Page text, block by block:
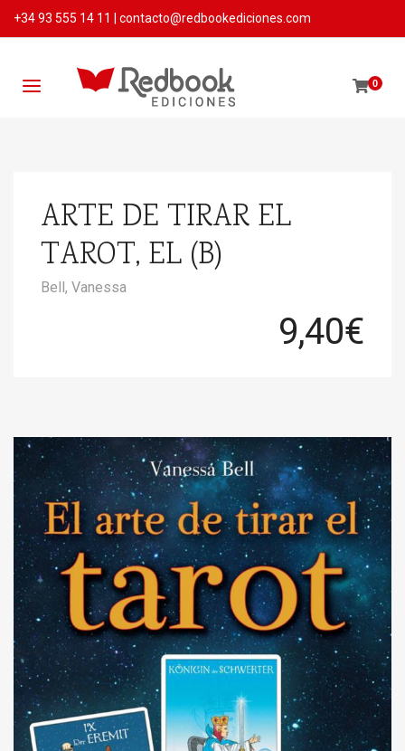
+34 93 555 14 11 contacto@redbookediciones.com
0
ARTE DE TIRAR EL
TAROT, EL (B)
Bell, Vanessa
9,40€